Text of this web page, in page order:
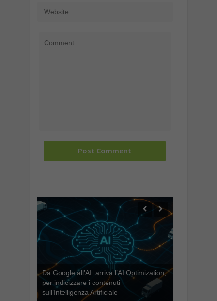
Da Google all’AI: arriva l’AI Optimization,
per indicizzare i contenuti
sull’Intelligenza Artificiale